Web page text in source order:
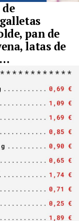
pan de
latas de